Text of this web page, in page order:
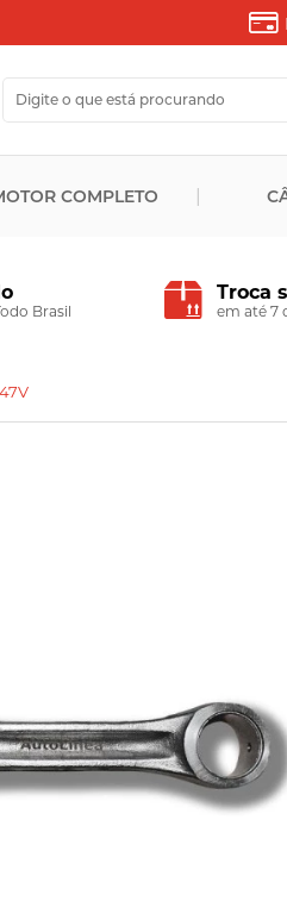
COMPLETO
Brasil
Troca
em até 7